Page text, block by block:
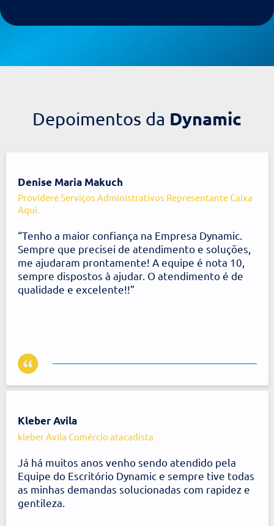
empresa
Depoimentos daDynamic
Providere Serviços Administrativos Representante Caixa
Aqui.
“Tenho a maior confiança na Empresa Dynamic.
me ajudaram prontamente! A equipe é nota 10,
sempre dispostos à ajudar. O atendimento é de